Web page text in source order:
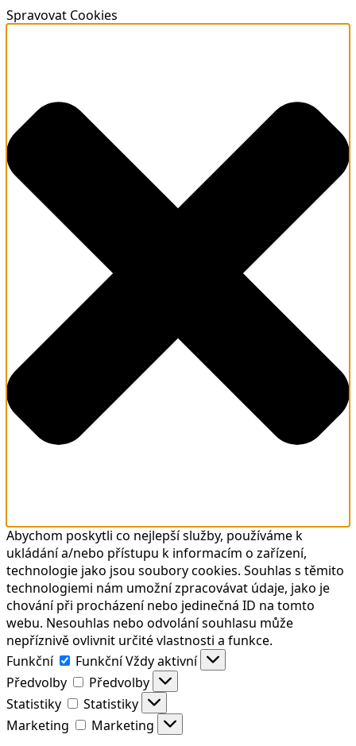
Spravovat Cookies
Abychom poskytli co nejlepší služby, používáme k
ukládání a/nebo přístupu k informacím o zařízení,
technologie jako jsou soubory cookies. Souhlas s těmito
technologiemi nám umožní zpracovávat údaje, jako je
chování při procházení nebo jedinečná ID na tomto
webu. Nesouhlas nebo odvolání souhlasu může
nepříznivě ovlivnit určité vlastnosti a funkce.
Funkční
FunkčníVždy aktivní
Předvolby
Předvolby
Statistiky
Statistiky
Marketing
Marketing